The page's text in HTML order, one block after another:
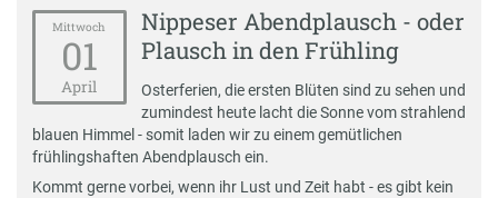
Mittwoch
01
April
Nippeser Abendplausch - oder
Plausch in den Frühling
Osterferien, die ersten Blüten sind zu sehen und
zumindest heute lacht die Sonne vom strahlend
blauen Himmel - somit laden wir zu einem gemütlichen
frühlingshaften Abendplausch ein.
Kommt gerne vorbei, wenn ihr Lust und Zeit habt - es gibt kein